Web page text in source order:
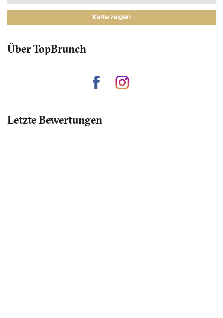
Karte zeigen
Über TopBrunch
Letzte Bewertungen